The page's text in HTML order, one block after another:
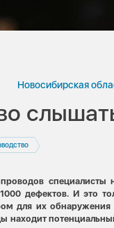
Новосибирская
специалисты
дефектов. И это
для их обнаружения
находит